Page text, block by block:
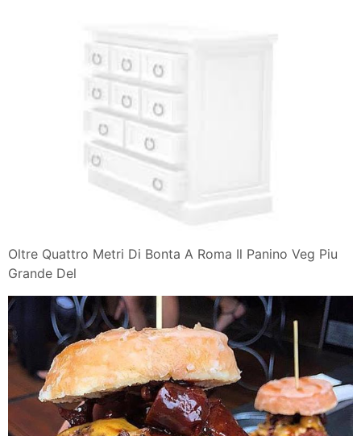
Oltre Quattro Metri Di Bonta A Roma Il Panino Veg Piu
Grande Del